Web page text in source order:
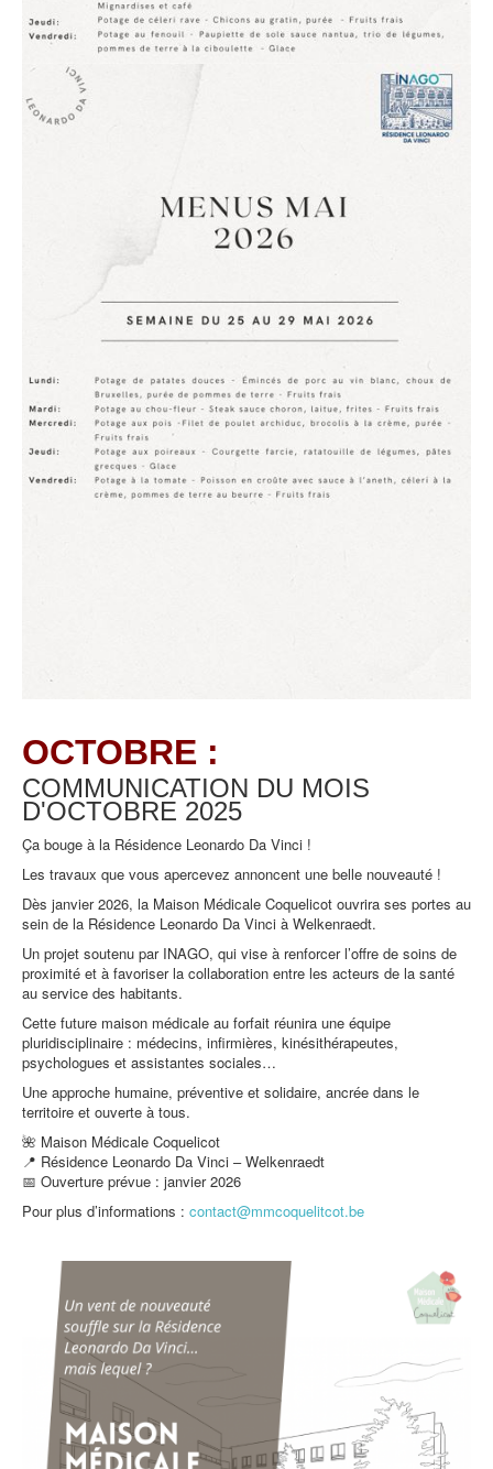
OCTOBRE :
COMMUNICATION DU MOIS
D'OCTOBRE 2025
Ça bouge à la Résidence Leonardo Da Vinci !
Les travaux que vous apercevez annoncent une belle nouveauté !
Dès janvier 2026, la Maison Médicale Coquelicot ouvrira ses portes au
sein de la Résidence Leonardo Da Vinci à Welkenraedt.
Un projet soutenu par INAGO, qui vise à renforcer l’offre de soins de
proximité et à favoriser la collaboration entre les acteurs de la santé
au service des habitants.
Cette future maison médicale au forfait réunira une équipe
pluridisciplinaire : médecins, infirmières, kinésithérapeutes,
psychologues et assistantes sociales…
Une approche humaine, préventive et solidaire, ancrée dans le
territoire et ouverte à tous.
🌺 Maison Médicale Coquelicot
📍 Résidence Leonardo Da Vinci – Welkenraedt
📅 Ouverture prévue : janvier 2026
Pour plus d’informations : contact@mmcoquelitcot.be